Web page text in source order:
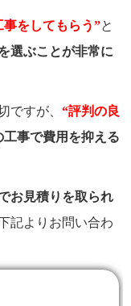
をしてもらう”と
選ぶことが非常に
ですが、 “評判の良
事で費用を抑える
お見積りを取られ
記よりお問い合わ